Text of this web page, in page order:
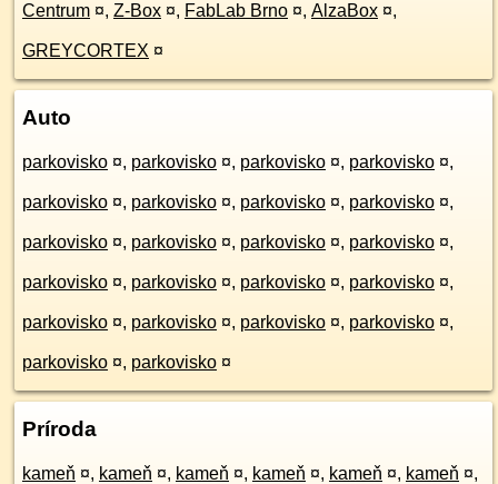
Centrum ¤, Z-Box ¤, FabLab Brno ¤, AlzaBox ¤,
GREYCORTEX ¤
Auto
parkovisko ¤, parkovisko ¤, parkovisko ¤, parkovisko ¤,
parkovisko ¤, parkovisko ¤, parkovisko ¤, parkovisko ¤,
parkovisko ¤, parkovisko ¤, parkovisko ¤, parkovisko ¤,
parkovisko ¤, parkovisko ¤, parkovisko ¤, parkovisko ¤,
parkovisko ¤, parkovisko ¤, parkovisko ¤, parkovisko ¤,
parkovisko ¤, parkovisko ¤
Príroda
kameň ¤, kameň ¤, kameň ¤, kameň ¤, kameň ¤, kameň ¤,